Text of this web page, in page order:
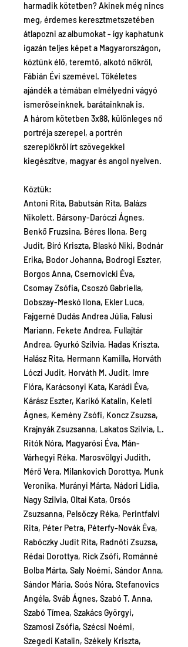
harmadik kötetben? Akinek még nincs
meg, érdemes keresztmetszetében
átlapozni az albumokat - így kaphatunk
igazán teljes képet a Magyarországon,
köztünk élő, teremtő, alkotó nőkről,
Fábián Évi szemével. Tökéletes
ajándék a témában elmélyedni vágyó
ismerőseinknek, barátainknak is.
A három kötetben 3x88, különleges nő
portréja szerepel, a portrén
szereplőkről írt szövegekkel
kiegészítve, magyar és angol nyelven.
Köztük:
Antoni Rita, Babutsán Rita, Balázs
Nikolett, Bársony-Daróczi Ágnes,
Benkő Fruzsina, Béres Ilona, Berg
Judit, Bíró Kriszta, Blaskó Niki, Bodnár
Erika, Bodor Johanna, Bodrogi Eszter,
Borgos Anna, Csernovicki Éva,
Csomay Zsófia, Csoszó Gabriella,
Dobszay-Meskó Ilona, Ekler Luca,
Fajgerné Dudás Andrea Júlia, Falusi
Mariann, Fekete Andrea, Fullajtár
Andrea, Gyurkó Szilvia, Hadas Kriszta,
Halász Rita, Hermann Kamilla, Horváth
Lóczi Judit, Horváth M. Judit, Imre
Flóra, Karácsonyi Kata, Karádi Éva,
Kárász Eszter, Karikó Katalin, Keleti
Ágnes, Kemény Zsófi, Koncz Zsuzsa,
Krajnyák Zsuzsanna, Lakatos Szilvia, L.
Ritók Nóra, Magyarósi Éva, Mán-
Várhegyi Réka, Marosvölgyi Judith,
Mérő Vera, Milankovich Dorottya, Munk
Veronika, Murányi Márta, Nádori Lídia,
Nagy Szilvia, Oltai Kata, Orsós
Zsuzsanna, Pelsőczy Réka, Perintfalvi
Rita, Péter Petra, Péterfy-Novák Éva,
Rabóczky Judit Rita, Radnóti Zsuzsa,
Rédai Dorottya, Rick Zsófi, Románné
Bolba Márta, Saly Noémi, Sándor Anna,
Sándor Mária, Soós Nóra, Stefanovics
Angéla, Sváb Ágnes, Szabó T. Anna,
Szabó Tímea, Szakács Györgyi,
Szamosi Zsófia, Szécsi Noémi,
Szegedi Katalin, Székely Kriszta,